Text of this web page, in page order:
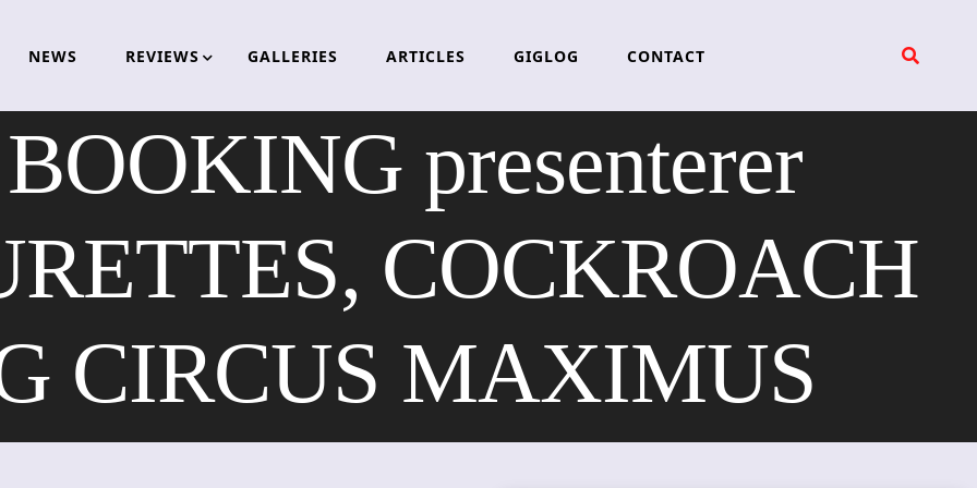
NEWS REVIEWS GALLERIES ARTICLES GIGLOG CONTACT
presenterer
COCKROACH
CIRCUS MAXIMUS